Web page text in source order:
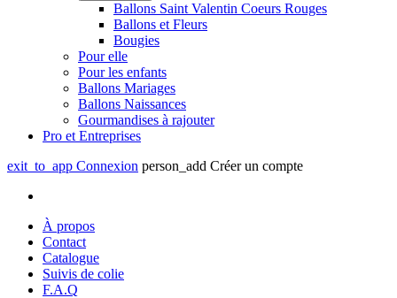
Ballons Saint Valentin Coeurs Rouges
Ballons et Fleurs
Bougies
Pour elle
Pour les enfants
Ballons Mariages
Ballons Naissances
Gourmandises à rajouter
Pro et Entreprises
exit_to_app Connexion person_add Créer un compte
À propos
Contact
Catalogue
Suivis de colie
F.A.Q